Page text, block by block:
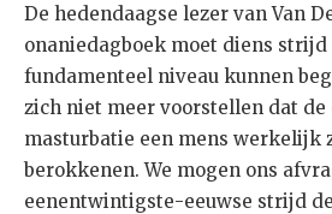
De hedendaagse lezer van Van
onaniedagboek moet diens strijd
fundamenteel niveau kunnen
zich niet meer voorstellen dat
masturbatie een mens werkelijk
berokkenen. We mogen ons
eenentwintigste-eeuwse strijd